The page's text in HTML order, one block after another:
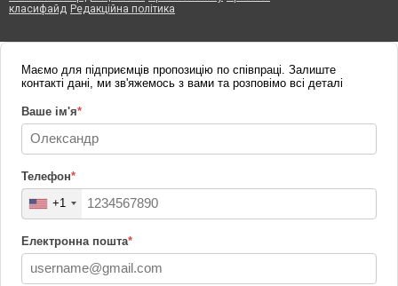
класифайд Редакційна політика
Маємо для підприємців пропозицію по співпраці. Залиште
контакті дані, ми зв'яжемось з вами та розповімо всі деталі
Ваше ім'я*
Телефон*
+1
Електронна пошта*